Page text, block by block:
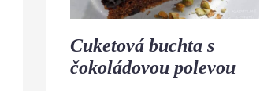
Cuketová buchta s
čokoládovou polevou